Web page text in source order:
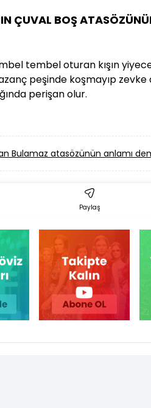
ÇUVAL BOŞ
tembel oturan kışın
peşinde koşmayıp zevke
perişan olur.
Bulamaz atasözünün anlamı
Paylaş